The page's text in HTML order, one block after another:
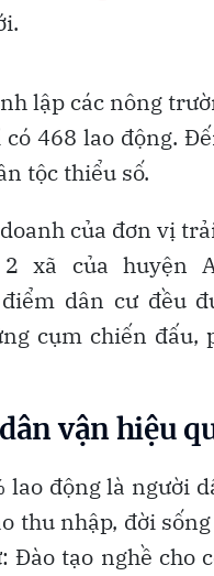
lập các nông
468 lao động.
tộc thiểu số.
của đơn vị
xã của huyện
dân cư đều
cụm chiến đấu,
vận hiệu
lao động là người
thu nhập, đời
Đào tạo nghề